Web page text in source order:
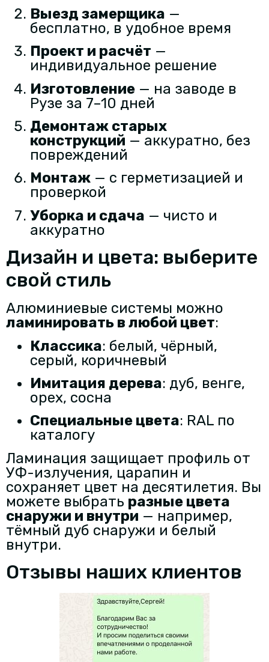
Выезд замерщика —
бесплатно, в удобное время
Проект и расчёт —
индивидуальное решение
Изготовление — на заводе в
Рузе за 7–10 дней
Демонтаж старых
конструкций — аккуратно, без
повреждений
Монтаж — с герметизацией и
проверкой
Уборка и сдача — чисто и
аккуратно
Дизайн и цвета: выберите
свой стиль
Алюминиевые системы можно
ламинировать в любой цвет:
Классика: белый, чёрный,
серый, коричневый
Имитация дерева: дуб, венге,
орех, сосна
Специальные цвета: RAL по
каталогу
Ламинация защищает профиль от
УФ-излучения, царапин и
сохраняет цвет на десятилетия. Вы
можете выбрать разные цвета
снаружи и внутри — например,
тёмный дуб снаружи и белый
внутри.
Отзывы наших клиентов